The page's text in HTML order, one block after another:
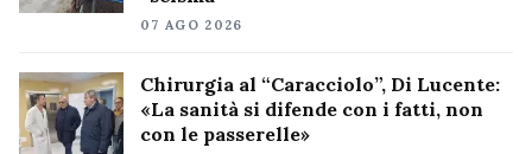
07 AGO 2026
Chirurgia al “Caracciolo”, Di Lucente:
«La sanità si difende con i fatti, non
con le passerelle»